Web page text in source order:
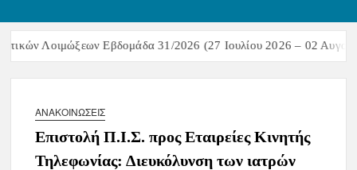
Λοιμώξεων Εβδομάδα 31/2026 (27 Ιουλίου 2026 – 02
ΑΝΑΚΟΙΝΏΣΕΙΣ
Επιστολή Π.Ι.Σ. προς Εταιρείες Κινητής
Τηλεφωνίας: Διευκόλυνση των ιατρών